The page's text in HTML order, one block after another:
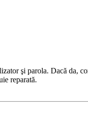
şi parola. Dacă da,
reparată.